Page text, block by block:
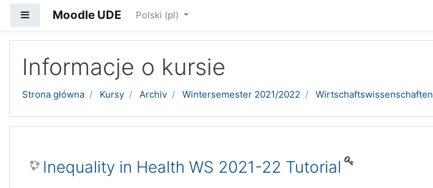
Panel boczny
Moodle UDE Polski ‎(pl)‎
Informacje o kursie
Strona główna Kursy Archiv Wintersemester 2021/2022 Wirtschaftswissenschaften
Inequality in Health WS 2021-22 Tutorial